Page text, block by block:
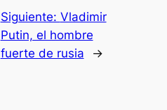
Siguiente: Vladimir
Putin, el hombre
fuerte de rusia
→